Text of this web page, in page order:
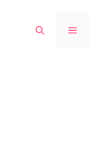
MENIU